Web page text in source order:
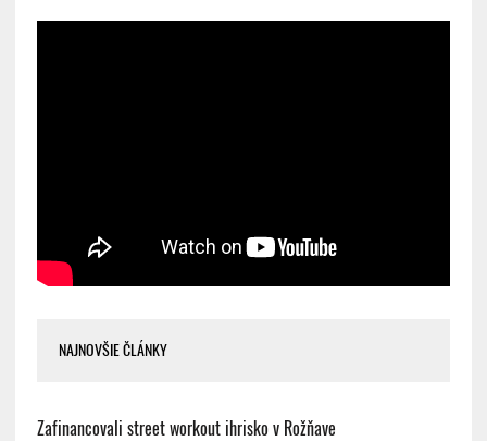
NAJNOVŠIE ČLÁNKY
Zafinancovali street workout ihrisko v Rožňave